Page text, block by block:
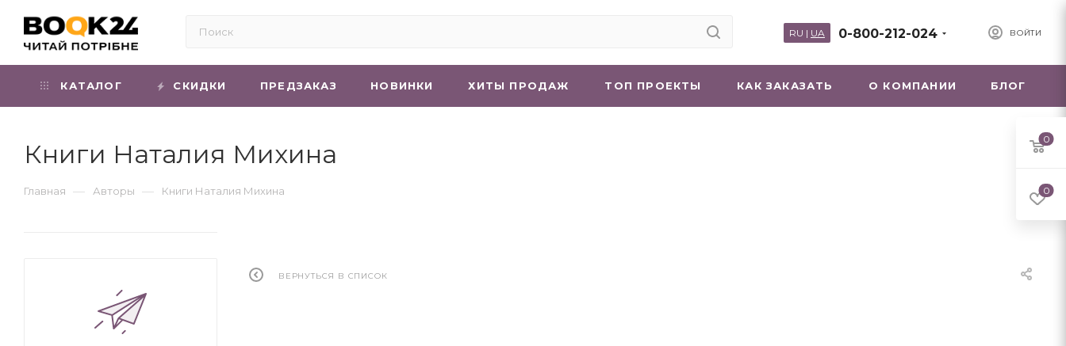
ВОЙТИ
0-800-212-024
RU | UA
КАТАЛОГ СКИДКИ ПРЕДЗАКАЗ НОВИНКИ ХИТЫ ПРОДАЖ ТОП ПРОЕКТЫ КАК ЗАКАЗАТЬ О КОМПАНИИ БЛОГ
Книги Наталия Михина
Главная — Авторы — Книги Наталия Михина
ВЕРНУТЬСЯ В СПИСОК
0
0